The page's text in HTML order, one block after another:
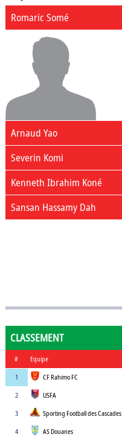
Romaric Somé
Arnaud Yao
Severin Komi
Kenneth Ibrahim Koné
Sansan Hassamy Dah
CLASSEMENT
# Equipe
1
CF Rahimo FC
2
USFA
3
Sporting Football des Cascades
4
AS Douanes